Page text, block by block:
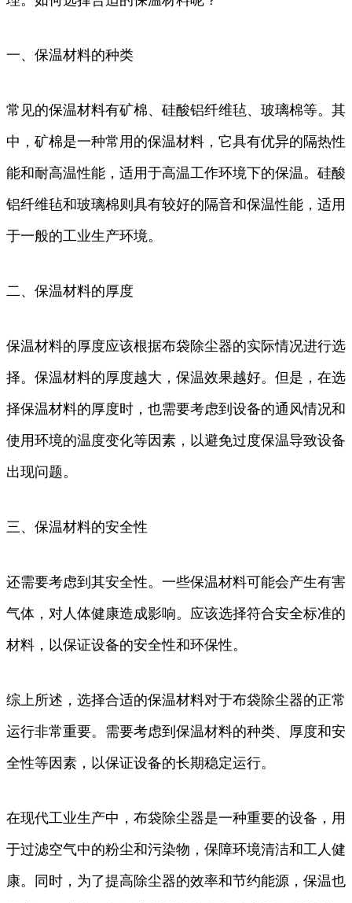
一、保温材料的种类
常见的保温材料有矿棉、硅酸铝纤维毡、玻璃棉等。其
中，矿棉是一种常用的保温材料，它具有优异的隔热性
能和耐高温性能，适用于高温工作环境下的保温。硅酸
铝纤维毡和玻璃棉则具有较好的隔音和保温性能，适用
于一般的工业生产环境。
二、保温材料的厚度
保温材料的厚度应该根据布袋除尘器的实际情况进行选
择。保温材料的厚度越大，保温效果越好。但是，在选
择保温材料的厚度时，也需要考虑到设备的通风情况和
使用环境的温度变化等因素，以避免过度保温导致设备
出现问题。
三、保温材料的安全性
还需要考虑到其安全性。一些保温材料可能会产生有害
气体，对人体健康造成影响。应该选择符合安全标准的
材料，以保证设备的安全性和环保性。
综上所述，选择合适的保温材料对于布袋除尘器的正常
运行非常重要。需要考虑到保温材料的种类、厚度和安
全性等因素，以保证设备的长期稳定运行。
在现代工业生产中，布袋除尘器是一种重要的设备，用
于过滤空气中的粉尘和污染物，保障环境清洁和工人健
康。同时，为了提高除尘器的效率和节约能源，保温也